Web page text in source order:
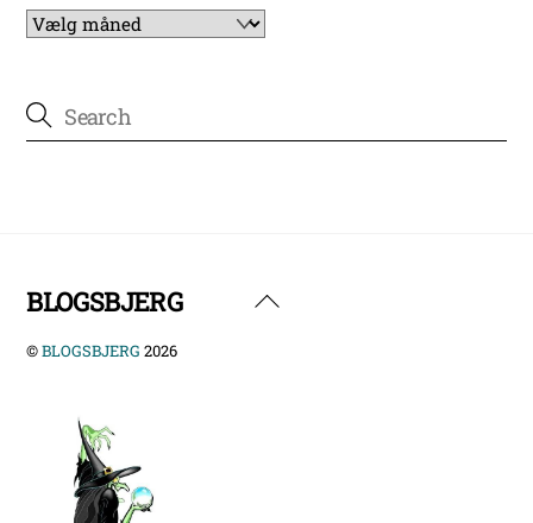
Arkiver
Back
BLOGSBJERG
©BLOGSBJERG 2026